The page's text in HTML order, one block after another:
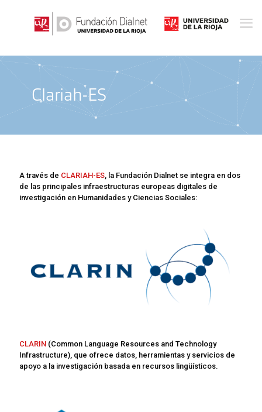
Clariah-ES
A través de CLARIAH-ES, la Fundación Dialnet se integra en dos
de las principales infraestructuras europeas digitales de
investigación en Humanidades y Ciencias Sociales:
CLARIN (Common Language Resources and Technology
Infrastructure), que ofrece datos, herramientas y servicios de
apoyo a la investigación basada en recursos lingüísticos.